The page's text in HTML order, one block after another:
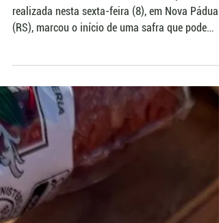
Noz-pecã mira safra de até
8 mil toneladas após
abertura da colheita da safra
A abertura oficial da colheita da noz-pecã,
realizada nesta sexta-feira (8), em Nova Pádua
(RS), marcou o início de uma safra que pode